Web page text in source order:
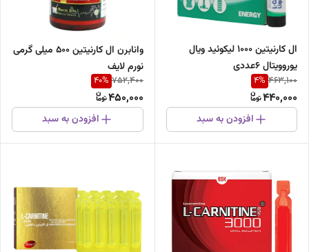
ال کارنیتین 1000 لیکوئید ویال
یوروویتال 6عددی
463,100
4%
440,000
افزودن به سبد
وانابرن ال کارنیتین 500 میلی گرمی
نورم لایف
752,400
40%
450,000
افزودن به سبد